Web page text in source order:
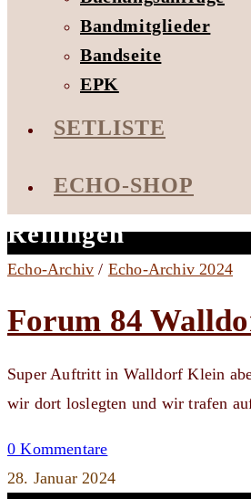
Bandmitglieder
Bandseite
EPK
SETLISTE
ECHO-SHOP
Reilingen
Echo-Archiv / Echo-Archiv 2024
Forum 84
Super Auftritt in Walldorf Klein
wir dort loslegten und wir trafen
0 Kommentare
28. Januar 2024